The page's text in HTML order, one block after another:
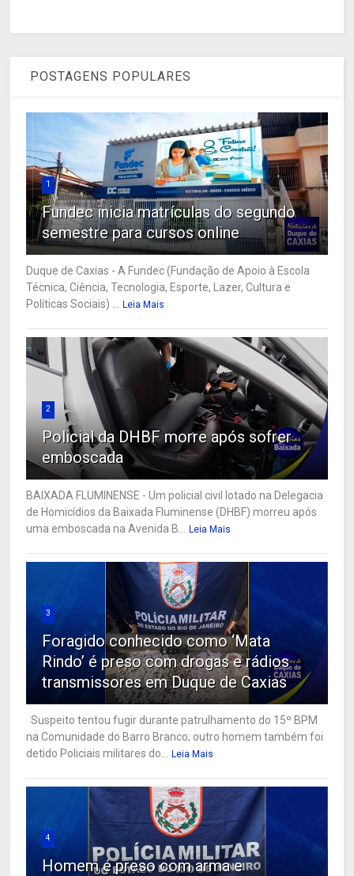
POSTAGENS POPULARES
1
Fundec inicia matrículas do segundo
semestre para cursos online
Duque de Caxias - A Fundec (Fundação de Apoio à Escola
Técnica, Ciência, Tecnologia, Esporte, Lazer, Cultura e
Políticas Sociais) ...
Leia Mais
2
Policial da DHBF morre após sofrer
emboscada
BAIXADA FLUMINENSE - Um policial civil lotado na Delegacia
de Homicídios da Baixada Fluminense (DHBF) morreu após
uma emboscada na Avenida B...
Leia Mais
3
Foragido conhecido como ‘Mata
Rindo’ é preso com drogas e rádios
transmissores em Duque de Caxias
Suspeito tentou fugir durante patrulhamento do 15º BPM
na Comunidade do Barro Branco; outro homem também foi
detido Policiais militares do...
Leia Mais
4
Homem é preso com arma e